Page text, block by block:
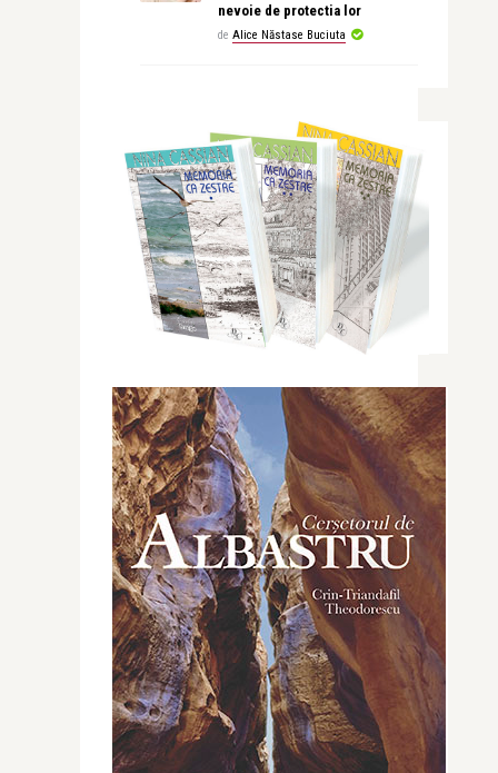
nevoie de protectia lor
de Alice Năstase Buciuta